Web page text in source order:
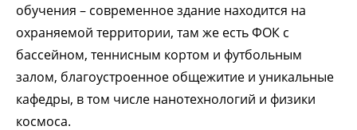
обучения – современное здание находится на
охраняемой территории, там же есть ФОК с
бассейном, теннисным кортом и футбольным
залом, благоустроенное общежитие и уникальные
кафедры, в том числе нанотехнологий и физики
космоса.